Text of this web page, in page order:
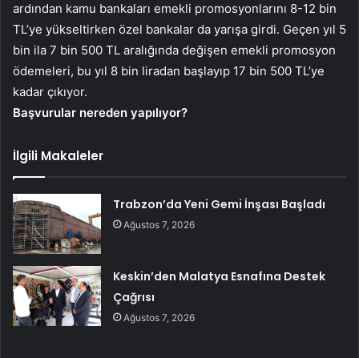
ardından kamu bankaları emekli promosyonlarını 8-12 bin
TL’ye yükseltirken özel bankalar da yarışa girdi. Geçen yıl 5
bin ila 7 bin 500 TL aralığında değişen emekli promosyon
ödemeleri, bu yıl 8 bin liradan başlayıp 17 bin 500 TL’ye
kadar çıkıyor.
Başvurular nereden yapılıyor?
İlgili Makaleler
Trabzon’da Yeni Gemi İnşası Başladı
Ağustos 7, 2026
Keskin’den Malatya Esnafına Destek
Çağrısı
Ağustos 7, 2026